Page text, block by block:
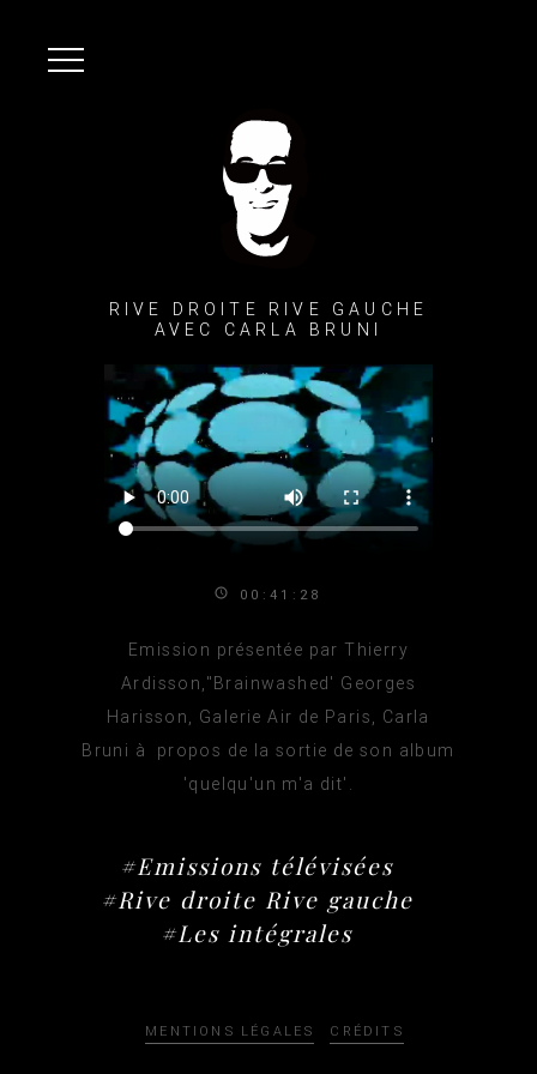
RIVE DROITE RIVE GAUCHE
AVEC CARLA BRUNI
00:41:28
Emission présentée par Thierry
Ardisson,"Brainwashed' Georges
Harisson, Galerie Air de Paris, Carla
Bruni à propos de la sortie de son album
'quelqu'un m'a dit'.
#Emissions télévisées
#Rive droite Rive gauche
#Les intégrales
MENTIONS LÉGALES CRÉDITS